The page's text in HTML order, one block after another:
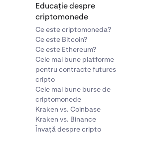
Educație despre
criptomonede
Ce este criptomoneda?
Ce este Bitcoin?
Ce este Ethereum?
Cele mai bune platforme
pentru contracte futures
cripto
Cele mai bune burse de
criptomonede
Kraken vs. Coinbase
Kraken vs. Binance
Învață despre cripto